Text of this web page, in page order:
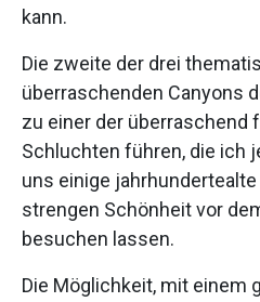
kann.
Die zweite der drei
überraschenden Canyons
zu einer der überraschend
Schluchten führen, die ich
uns einige
strengen Schönheit vor
besuchen lassen.
Die Möglichkeit, mit einem